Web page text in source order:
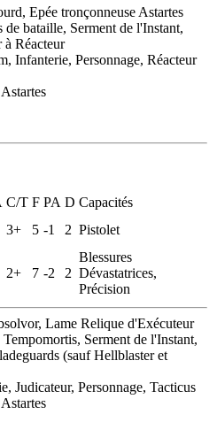
Epée tronçonneuse Astartes
de bataille, Serment de l'Instant,
à Réacteur
Infanterie, Personnage, Réacteur
C/T F PA D Capacités
3+ 5 -1 2 Pistolet
2+ 7 -2 2
Blessures
Dévastatrices,
Précision
Lame Relique d'Exécuteur
Serment de l'Instant,
(sauf Hellblaster et
Judicateur, Personnage, Tacticus